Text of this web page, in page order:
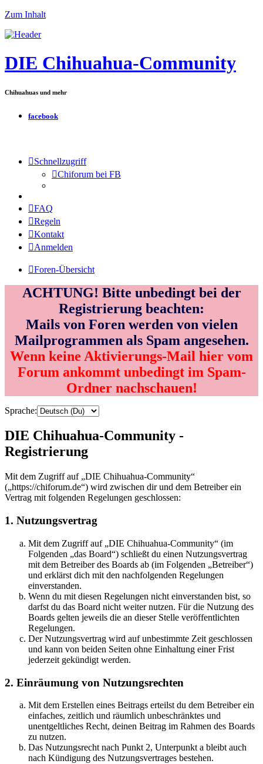
Zum Inhalt
DIE Chihuahua-Community
Chihuahuas und mehr
facebook
Schnellzugriff
Chiforum bei FB
FAQ
Regeln
Kontakt
Anmelden
Foren-Übersicht
ACHTUNG! Bitte unbedingt bei der
Registrierung beachten:
Mails von Foren werden von vielen
Mailprogrammen als Spam angesehen.
Wenn keine Aktivierungs-Mail hier vom
Forum ankommt unbedingt im Spam-
Ordner nachschauen!
Sprache:
DIE Chihuahua-Community -
Registrierung
Mit dem Zugriff auf „DIE Chihuahua-Community“
(„https://chiforum.de“) wird zwischen dir und dem Betreiber ein
Vertrag mit folgenden Regelungen geschlossen:
1. Nutzungsvertrag
Mit dem Zugriff auf „DIE Chihuahua-Community“ (im
Folgenden „das Board“) schließt du einen Nutzungsvertrag
mit dem Betreiber des Boards ab (im Folgenden „Betreiber“)
und erklärst dich mit den nachfolgenden Regelungen
einverstanden.
Wenn du mit diesen Regelungen nicht einverstanden bist, so
darfst du das Board nicht weiter nutzen. Für die Nutzung des
Boards gelten jeweils die an dieser Stelle veröffentlichten
Regelungen.
Der Nutzungsvertrag wird auf unbestimmte Zeit geschlossen
und kann von beiden Seiten ohne Einhaltung einer Frist
jederzeit gekündigt werden.
2. Einräumung von Nutzungsrechten
Mit dem Erstellen eines Beitrags erteilst du dem Betreiber ein
einfaches, zeitlich und räumlich unbeschränktes und
unentgeltliches Recht, deinen Beitrag im Rahmen des Boards
zu nutzen.
Das Nutzungsrecht nach Punkt 2, Unterpunkt a bleibt auch
nach Kündigung des Nutzungsvertrages bestehen.